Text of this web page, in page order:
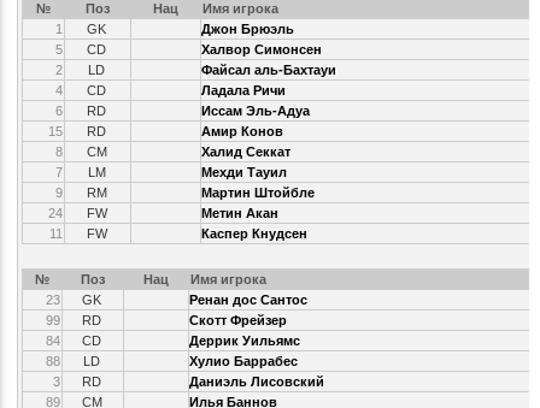
№ Поз Нац
Имя игрока
1
GK
Джон Брюэль
5
CD
Халвор Симонсен
2
LD
Файсал аль-Бахтауи
4
CD
Ладала Ричи
6
RD
Иссам Эль-Адуа
15
RD
Амир Конов
8
CM
Халид Секкат
7
LM
Мехди Тауил
9
RM
Мартин Штойбле
24
FW
Метин Акан
11
FW Каспер Кнудсен
№ Поз Нац
Имя игрока
23
GK
Ренан дос Сантос
99
RD
Скотт Фрейзер
84
CD
Деррик Уильямс
88
LD
Хулио Баррабес
3
RD
Даниэль Лисовский
89
CM
Илья Баннов